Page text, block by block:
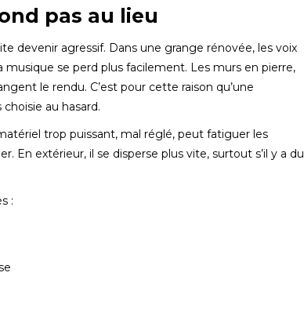
pas au lieu
devenir agressif. Dans une grange rénovée, les voix
se perd plus facilement. Les murs en pierre,
le rendu. C’est pour cette raison qu’une
au hasard.
trop puissant, mal réglé, peut fatiguer les
En extérieur, il se disperse plus vite, surtout s’il y a du
: